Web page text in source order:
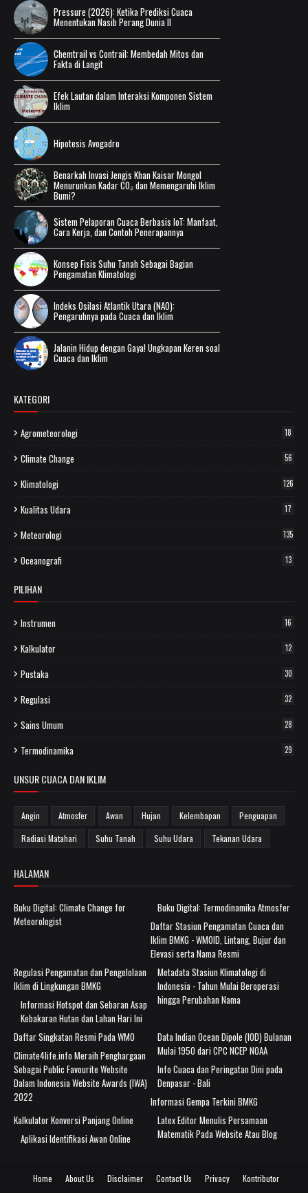
Pressure (2026): Ketika Prediksi Cuaca
Menentukan Nasib Perang Dunia II
Chemtrail vs Contrail: Membedah Mitos dan
Fakta di Langit
Efek Lautan dalam Interaksi Komponen Sistem
Iklim
Hipotesis Avogadro
Benarkah Invasi Jengis Khan Kaisar Mongol
Menurunkan Kadar CO₂ dan Memengaruhi Iklim
Bumi?
Sistem Pelaporan Cuaca Berbasis IoT: Manfaat,
Cara Kerja, dan Contoh Penerapannya
Konsep Fisis Suhu Tanah Sebagai Bagian
Pengamatan Klimatologi
Indeks Osilasi Atlantik Utara (NAO):
Pengaruhnya pada Cuaca dan Iklim
Jalanin Hidup dengan Gaya! Ungkapan Keren soal
Cuaca dan Iklim
KATEGORI
Agrometeorologi 18
Climate Change 56
Klimatologi 126
Kualitas Udara 17
Meteorologi 135
Oceanografi 13
PILIHAN
Instrumen 16
Kalkulator 12
Pustaka 30
Regulasi 32
Sains Umum 28
Termodinamika 29
UNSUR CUACA DAN IKLIM
Angin Atmosfer Awan Hujan Kelembapan
Penguapan
Radiasi Matahari
Suhu Tanah Suhu Udara Tekanan Udara
HALAMAN
Buku Digital: Climate Change for
Meteorologist
Buku Digital: Termodinamika Atmosfer
Daftar Stasiun Pengamatan Cuaca dan
Iklim BMKG - WMOID, Lintang, Bujur dan
Elevasi serta Nama Resmi
Metadata Stasiun Klimatologi di
Indonesia - Tahun Mulai Beroperasi
hingga Perubahan Nama
Regulasi Pengamatan dan Pengelolaan
Iklim di Lingkungan BMKG
Informasi Hotspot dan Sebaran Asap
Kebakaran Hutan dan Lahan Hari Ini
Daftar Singkatan Resmi Pada WMO
Data Indian Ocean Dipole (IOD) Bulanan
Mulai 1950 dari CPC NCEP NOAA
Climate4life.info Meraih Penghargaan
Sebagai Public Favourite Website
Dalam Indonesia Website Awards (IWA)
2022
Info Cuaca dan Peringatan Dini pada
Denpasar - Bali
Informasi Gempa Terkini BMKG
Latex Editor Menulis Persamaan
Matematik Pada Website Atau Blog
Kalkulator Konversi Panjang Online
Aplikasi Identifikasi Awan Online
Home About Us Disclaimer Contact Us Privacy Kontributor